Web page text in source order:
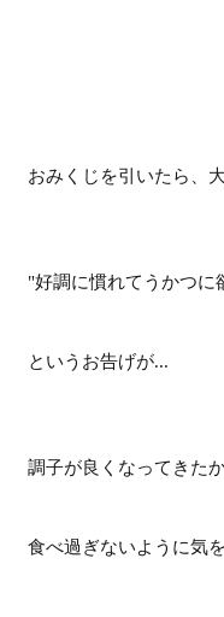
おみくじを引いたら、
"好調に慣れてうかつに
というお告げが...
調子が良くなってきた
食べ過ぎないように気